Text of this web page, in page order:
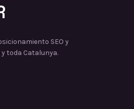
SEO y
toda Catalunya.